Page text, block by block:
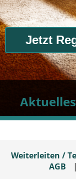
Jetzt
Aktuelles
Weiterleiten /
AGB
|